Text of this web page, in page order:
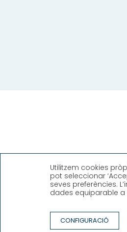
Utilitzem cookies
pot seleccionar
seves preferències.
dades equiparable a
CONFIGURACIÓ